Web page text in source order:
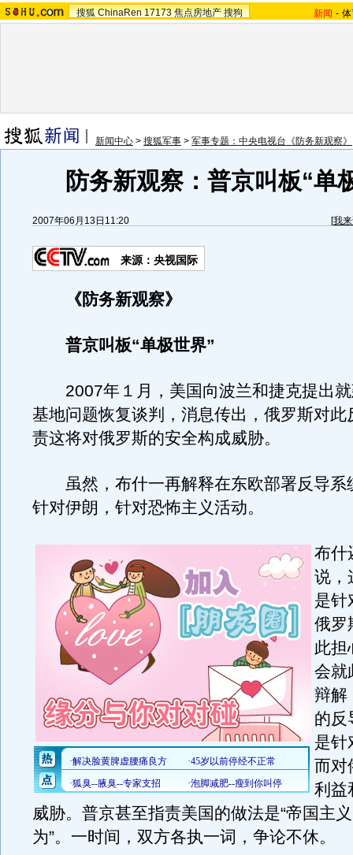
搜狐 ChinaRen 17173 焦点房地产 搜狗 新闻 -
新闻中心 > 搜狐军事 > 军事专题：中央电视台《防务新观察》
防务新观察：普京叫板“单
2007年06月13日11:20 [我
来源：央视国际
《防务新观察》
普京叫板“单极世界”
2007年１月，美国向波兰和捷克提出就
基地问题恢复谈判，消息传出，俄罗斯对此
责这将对俄罗斯的安全构成威胁。
虽然，布什一再解释在东欧部署反导系
针对伊朗，针对恐怖主义活动。
布什
说，
是针
俄罗
此担
会就
辩解
的反
是针
而对
利益
威胁。普京甚至指责美国的做法是“帝国主
为”。一时间，双方各执一词，争论不休。